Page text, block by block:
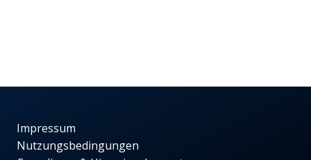
Impressum
Nutzungsbedingungen